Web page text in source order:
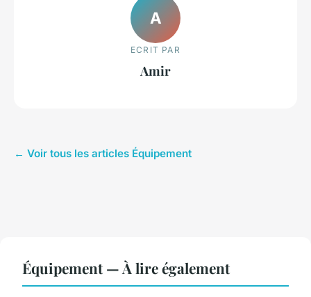
A
ECRIT PAR
Amir
← Voir tous les articles Équipement
Équipement — À lire également